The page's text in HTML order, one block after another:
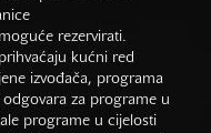
rezervirati.
kućni red
izvođača, programa
za programe u
programe u cijelosti